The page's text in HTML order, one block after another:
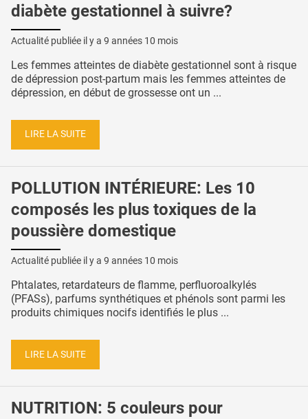
diabète gestationnel à suivre?
Actualité publiée il y a 9 années 10 mois
Les femmes atteintes de diabète gestationnel sont à risque
de dépression post-partum mais les femmes atteintes de
dépression, en début de grossesse ont un ...
LIRE LA SUITE
POLLUTION INTÉRIEURE: Les 10
composés les plus toxiques de la
poussière domestique
Actualité publiée il y a 9 années 10 mois
Phtalates, retardateurs de flamme, perfluoroalkylés
(PFASs), parfums synthétiques et phénols sont parmi les
produits chimiques nocifs identifiés le plus ...
LIRE LA SUITE
NUTRITION: 5 couleurs pour